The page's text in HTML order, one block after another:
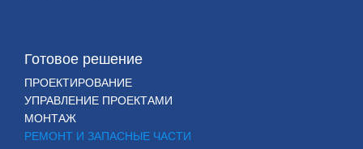
Готовое решение
ПРОЕКТИРОВАНИЕ
УПРАВЛЕНИЕ ПРОЕКТАМИ
МОНТАЖ
РЕМОНТ И ЗАПАСНЫЕ ЧАСТИ